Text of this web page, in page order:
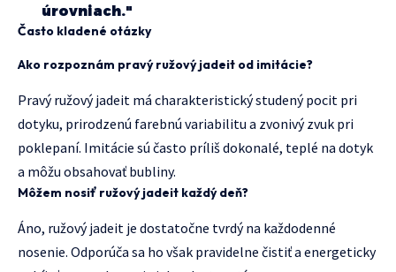
úrovniach."
Často kladené otázky
Ako rozpoznám pravý ružový jadeit od imitácie?
Pravý ružový jadeit má charakteristický studený pocit pri
dotyku, prirodzenú farebnú variabilitu a zvonivý zvuk pri
poklepaní. Imitácie sú často príliš dokonalé, teplé na dotyk
a môžu obsahovať bubliny.
Môžem nosiť ružový jadeit každý deň?
Áno, ružový jadeit je dostatočne tvrdý na každodenné
nosenie. Odporúča sa ho však pravidelne čistiť a energeticky